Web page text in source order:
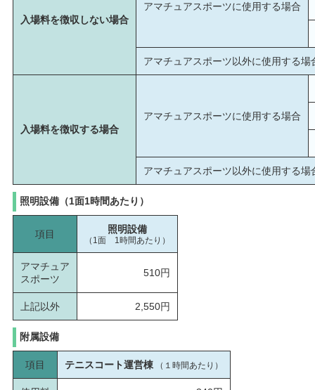
入場料を徴収しない場合
アマチュアスポーツに使用する場合
アマチュアスポーツ以外に使用する場
入場料を徴収する場合
アマチュアスポーツに使用する場合
アマチュアスポーツ以外に使用する場
照明設備（1面1時間あたり）
項目 照明設備
（1面 1時間あたり）
アマチュア
スポーツ
510円
上記以外 2,550円
附属設備
項目 テニスコート運営棟 （１時間あたり）